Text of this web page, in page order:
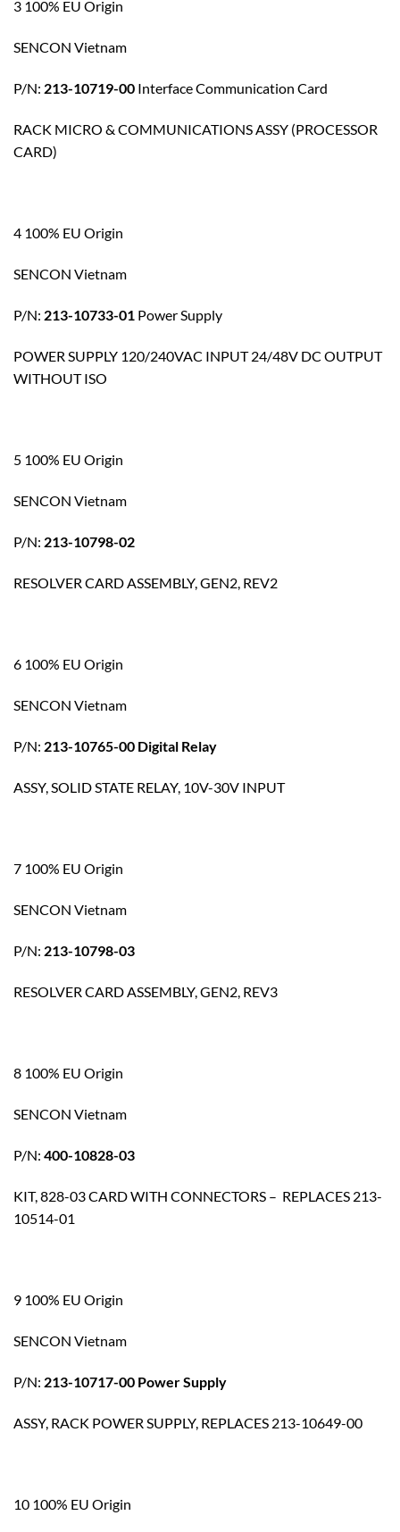
3 100% EU Origin
SENCON Vietnam
P/N: 213-10719-00 Interface Communication Card
RACK MICRO & COMMUNICATIONS ASSY (PROCESSOR
CARD)
4 100% EU Origin
SENCON Vietnam
P/N: 213-10733-01 Power Supply
POWER SUPPLY 120/240VAC INPUT 24/48V DC OUTPUT
WITHOUT ISO
5 100% EU Origin
SENCON Vietnam
P/N: 213-10798-02
RESOLVER CARD ASSEMBLY, GEN2, REV2
6 100% EU Origin
SENCON Vietnam
P/N: 213-10765-00 Digital Relay
ASSY, SOLID STATE RELAY, 10V-30V INPUT
7 100% EU Origin
SENCON Vietnam
P/N: 213-10798-03
RESOLVER CARD ASSEMBLY, GEN2, REV3
8 100% EU Origin
SENCON Vietnam
P/N: 400-10828-03
KIT, 828-03 CARD WITH CONNECTORS – REPLACES 213-
10514-01
9 100% EU Origin
SENCON Vietnam
P/N: 213-10717-00 Power Supply
ASSY, RACK POWER SUPPLY, REPLACES 213-10649-00
10 100% EU Origin